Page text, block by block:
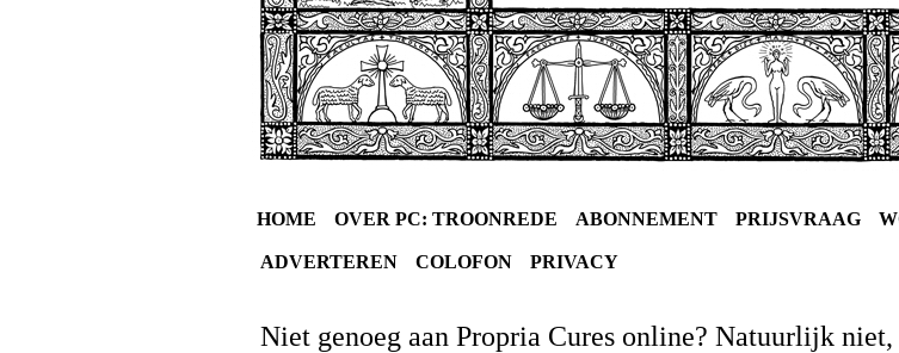
HOME OVER PC: TROONREDE ABONNEMENT PRIJSVRAAG
ADVERTEREN COLOFON PRIVACY
Niet genoeg aan Propria Cures online? Natuurlijk